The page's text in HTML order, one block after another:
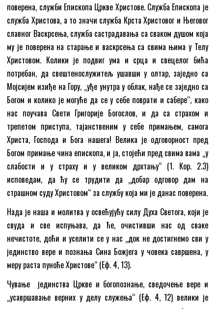
поверена, служби Епископа Цркве Христове. Служба Епископа је
служба Христова, а то значи служба Крста Христовог и Његовог
славног Васкрсења, служба састрадавања са сваком душом која
му је поверена на старање и васкрсења са свима њима у Телу
Христовом. Колики је подвиг ума и срца и свецелог бића
потребан, да свештенослужитељ ушавши у олтар, заједно са
Мојсијем изиђе на Гору, „уђе унутра у облак, нађе се заједно са
Богом и колико је могуће да се у себе поврати и сабере“, како
нас поучава Свети Григорије Богослов, и да са страхом и
трепетом приступа, тајанственим у себе примањем, самога
Христа, Господа и Бога нашега! Велика је одговорност пред
Богом примање чина епископа, и ја, стојећи пред свима вама „у
слабости и у страху и у великом дрхтању“ (1. Кор. 2.3)
исповедам, да ћу се трудити да „добар одговор дам на
страшном суду Христовом“ за службу која ми је данас поверена.
Нада је наша и молитва у освећујућу силу Духа Светога, који је
свуда и све испуњава, да ће, очистивши нас од сваке
нечистоте, доћи и уселити се у нас „док не достигнемо сви у
јединство вере и познања Сина Божјега у човека савршeна, у
меру раста пуноће Христове“ (Еф. 4, 13).
Чување јединства Цркве и богопознање, сведочење вере и
„усавршавање верних у делу служења“ (Еф. 4, 12) велики је